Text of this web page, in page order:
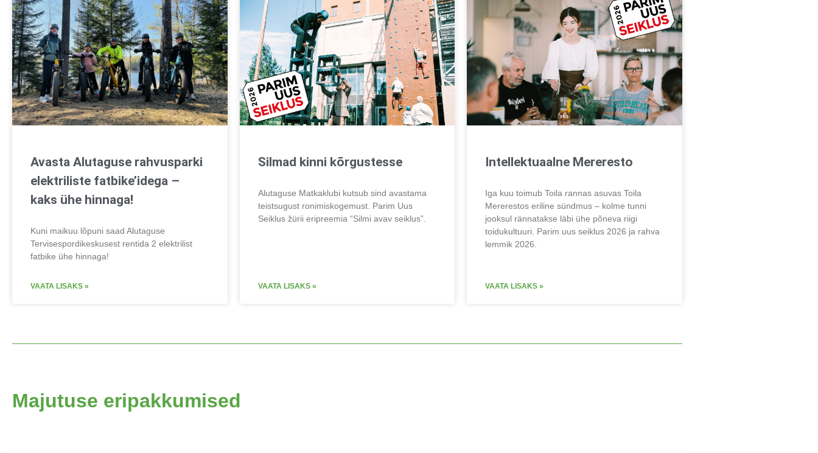
Avasta Alutaguse rahvusparki
elektriliste fatbike’idega –
kaks ühe hinnaga!
Kuni maikuu lõpuni saad Alutaguse
Tervisespordikeskusest rentida 2 elektrilist
fatbike ühe hinnaga!
VAATA LISAKS »
Silmad kinni kõrgustesse
Alutaguse Matkaklubi kutsub sind avastama
teistsugust ronimiskogemust. Parim Uus
Seiklus žürii eripreemia “Silmi avav seiklus”.
VAATA LISAKS »
Intellektuaalne Mereresto
Iga kuu toimub Toila rannas asuvas Toila
Mererestos eriline sündmus – kolme tunni
jooksul rännatakse läbi ühe põneva riigi
toidukultuuri. Parim uus seiklus 2026 ja rahva
lemmik 2026.
VAATA LISAKS »
Majutuse eripakkumised